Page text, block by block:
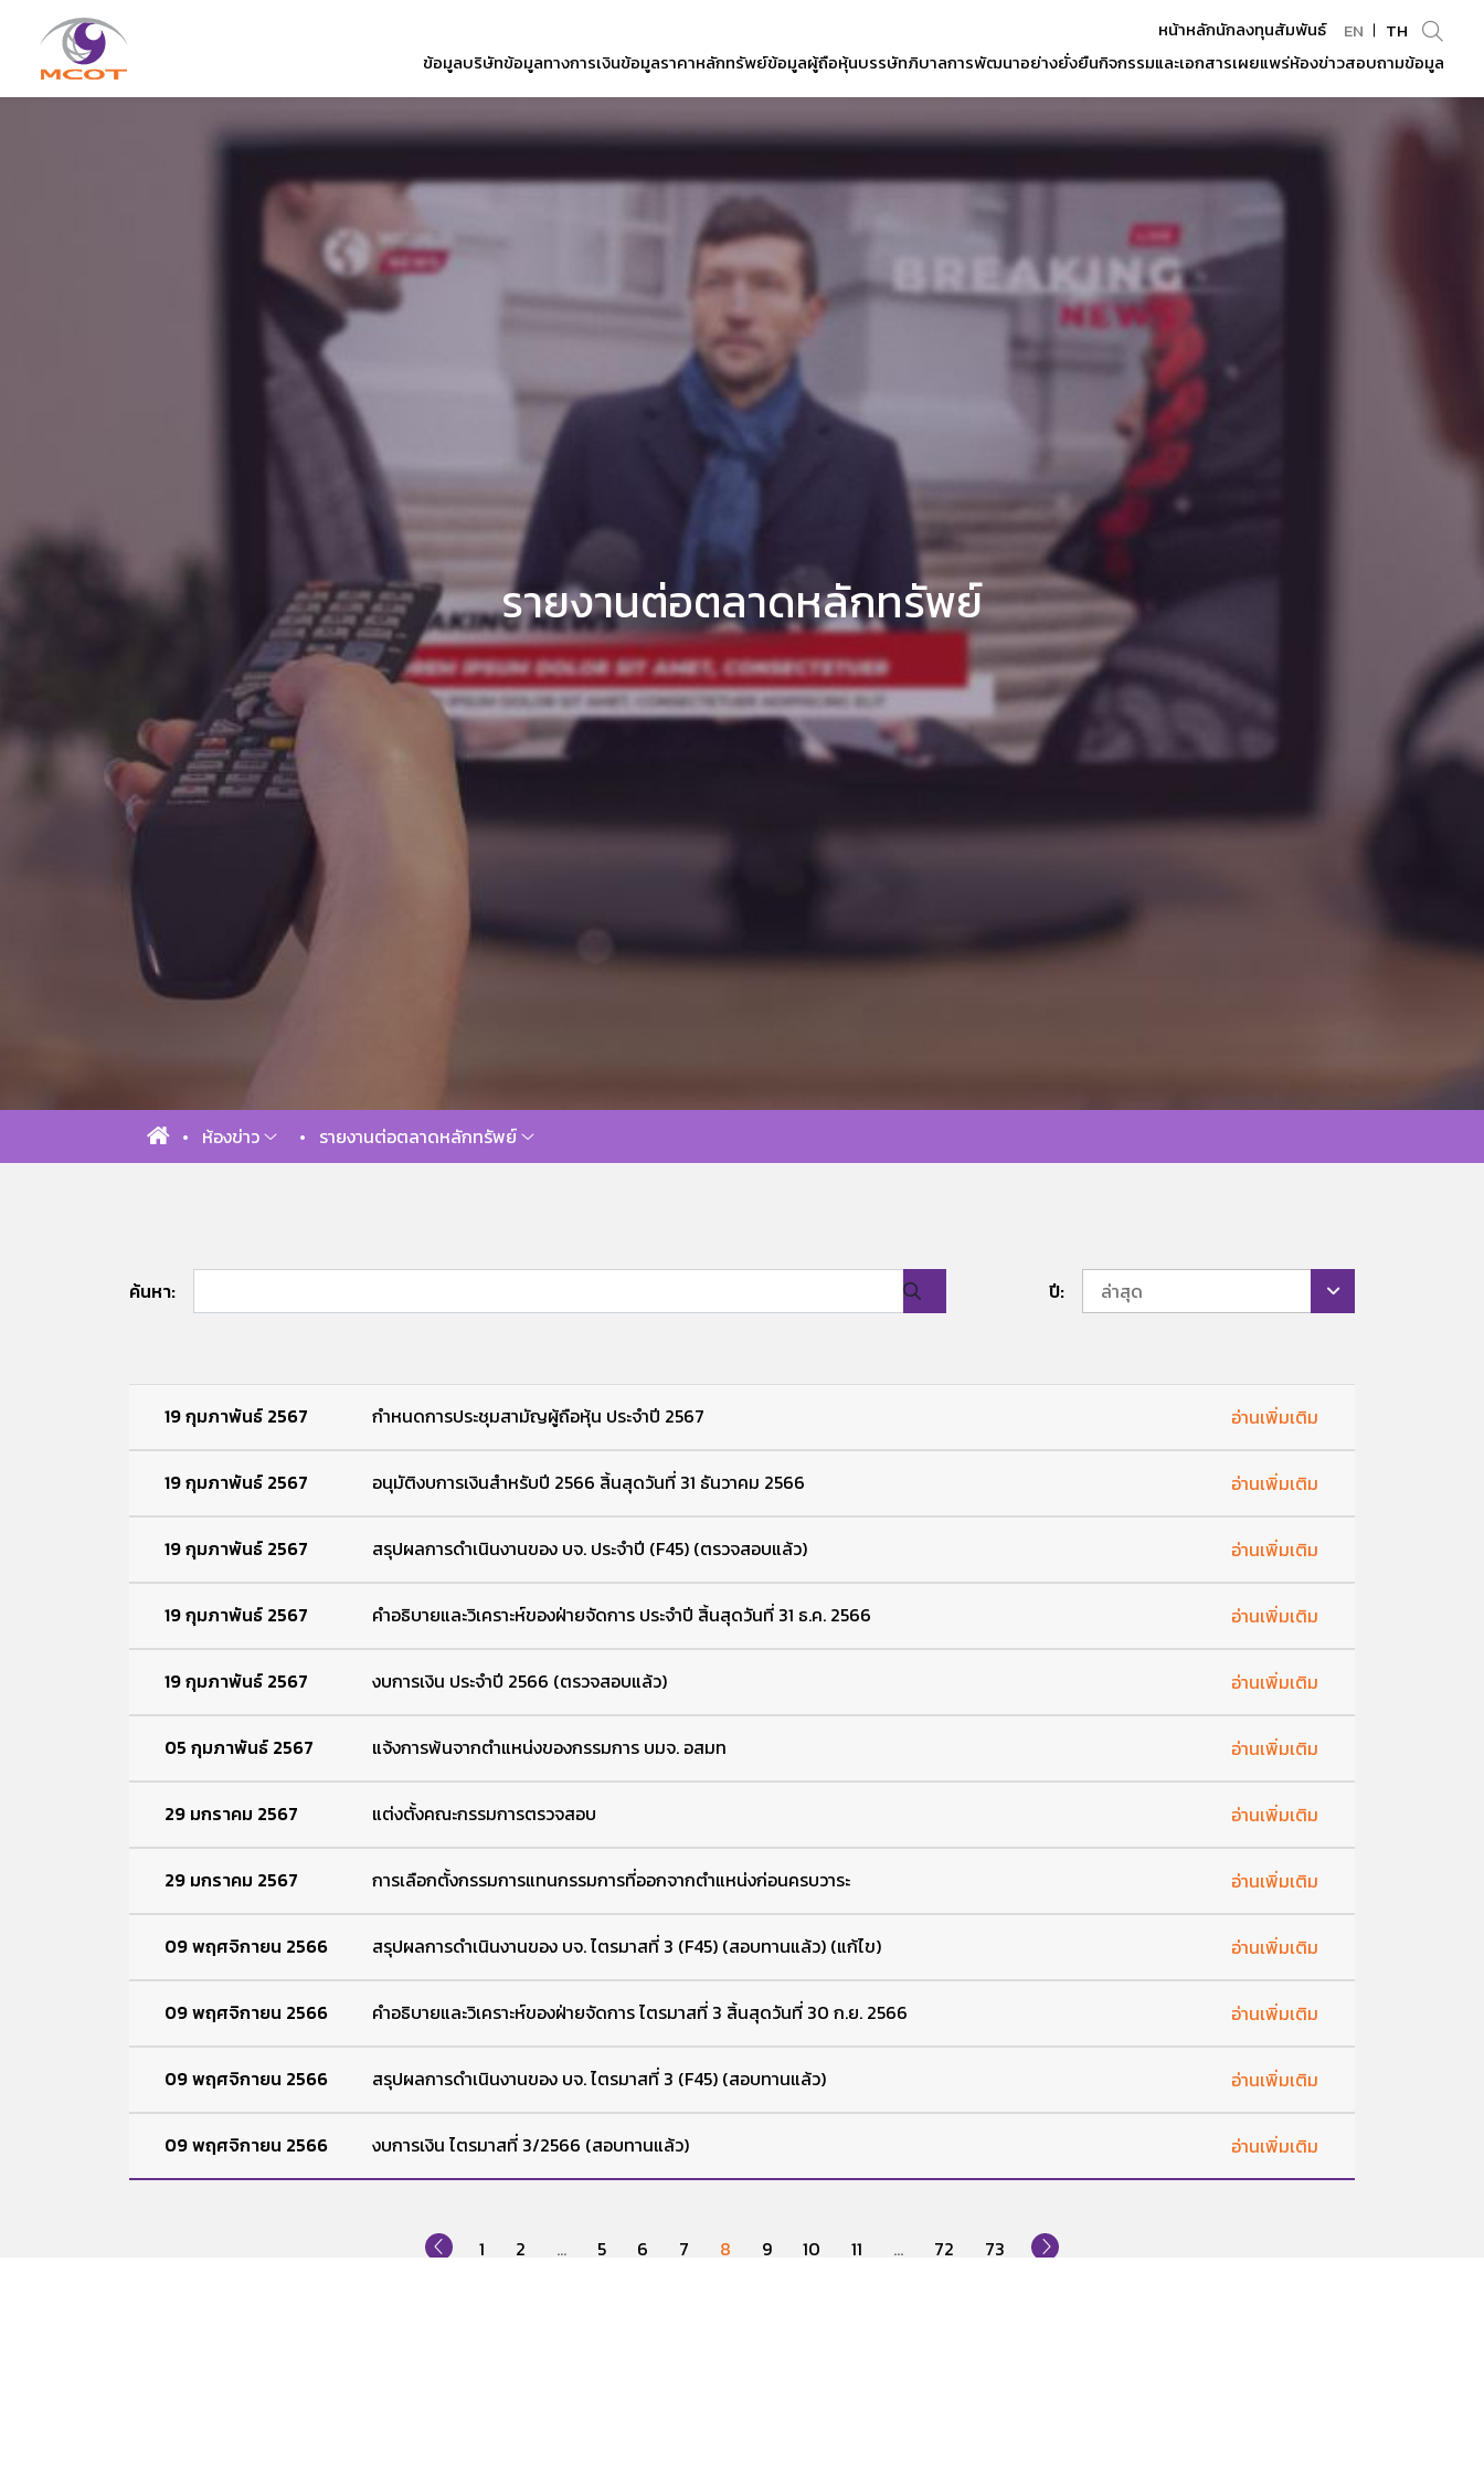
หน้าหลักนักลงทุนสัมพันธ์ EN TH
ค้นหาในเว็บไซต์
ข้อมูลบริษัทข้อมูลทางการเงินข้อมูลราคาหลักทรัพย์ข้อมูลผู้ถือหุ้นบรรษัทภิบาลการพัฒนาอย่างยั่งยืนกิจกรรมและเอกสารเผยแพร่ห้องข่าวสอบถามข้อมูล
รายงานต่อตลาดหลักทรัพย์
ห้องข่าว รายงานต่อตลาดหลักทรัพย์
ค้นหา: ปี: ล่าสุด
19 กุมภาพันธ์ 2567 กำหนดการประชุมสามัญผู้ถือหุ้น ประจำปี 2567 อ่านเพิ่มเติม
19 กุมภาพันธ์ 2567 อนุมัติงบการเงินสำหรับปี 2566 สิ้นสุดวันที่ 31 ธันวาคม 2566 อ่านเพิ่มเติม
19 กุมภาพันธ์ 2567 สรุปผลการดำเนินงานของ บจ. ประจำปี (F45) (ตรวจสอบแล้ว) อ่านเพิ่มเติม
19 กุมภาพันธ์ 2567 คำอธิบายและวิเคราะห์ของฝ่ายจัดการ ประจำปี สิ้นสุดวันที่ 31 ธ.ค. 2566 อ่านเพิ่มเติม
19 กุมภาพันธ์ 2567 งบการเงิน ประจำปี 2566 (ตรวจสอบแล้ว) อ่านเพิ่มเติม
05 กุมภาพันธ์ 2567 แจ้งการพ้นจากตำแหน่งของกรรมการ บมจ. อสมท อ่านเพิ่มเติม
29 มกราคม 2567 แต่งตั้งคณะกรรมการตรวจสอบ อ่านเพิ่มเติม
29 มกราคม 2567 การเลือกตั้งกรรมการแทนกรรมการที่ออกจากตำแหน่งก่อนครบวาระ อ่านเพิ่มเติม
09 พฤศจิกายน 2566 สรุปผลการดำเนินงานของ บจ. ไตรมาสที่ 3 (F45) (สอบทานแล้ว) (แก้ไข) อ่านเพิ่มเติม
09 พฤศจิกายน 2566 คำอธิบายและวิเคราะห์ของฝ่ายจัดการ ไตรมาสที่ 3 สิ้นสุดวันที่ 30 ก.ย. 2566 อ่านเพิ่มเติม
09 พฤศจิกายน 2566 สรุปผลการดำเนินงานของ บจ. ไตรมาสที่ 3 (F45) (สอบทานแล้ว) อ่านเพิ่มเติม
09 พฤศจิกายน 2566 งบการเงิน ไตรมาสที่ 3/2566 (สอบทานแล้ว) อ่านเพิ่มเติม
1 2 ... 5 6 7 8 9 10 11 ... 72 73